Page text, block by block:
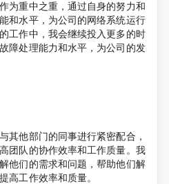
为重中之重，通过自身的努力和
和水平，为公司的网络系统运行
工作中，我会继续投入更多的时
障处理能力和水平，为公司的发
其他部门的同事进行紧密配合，
团队的协作效率和工作质量。我
他们的需求和问题，帮助他们解
高工作效率和质量。